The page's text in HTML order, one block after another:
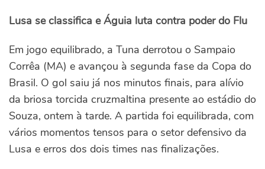
Lusa se classifica e Águia luta contra poder do Flu
Em jogo equilibrado, a Tuna derrotou o Sampaio
Corrêa (MA) e avançou à segunda fase da Copa do
Brasil. O gol saiu já nos minutos finais, para alívio
da briosa torcida cruzmaltina presente ao estádio do
Souza, ontem à tarde. A partida foi equilibrada, com
vários momentos tensos para o setor defensivo da
Lusa e erros dos dois times nas finalizações.